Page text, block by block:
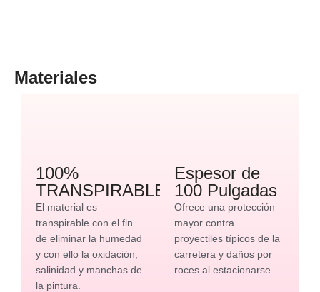
Materiales
100%
TRANSPIRABLE
El material es
transpirable con el fin
de eliminar la humedad
y con ello la oxidación,
salinidad y manchas de
la pintura.
Espesor de
100 Pulgadas
Ofrece una protección
mayor contra
proyectiles típicos de la
carretera y daños por
roces al estacionarse.